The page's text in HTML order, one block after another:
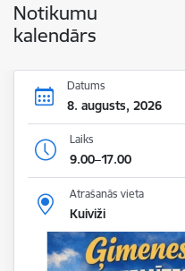
Notikumu
kalendārs
Datums
8. augusts, 2026
Laiks
9.00–17.00
Atrašanās vieta
Kuiviži